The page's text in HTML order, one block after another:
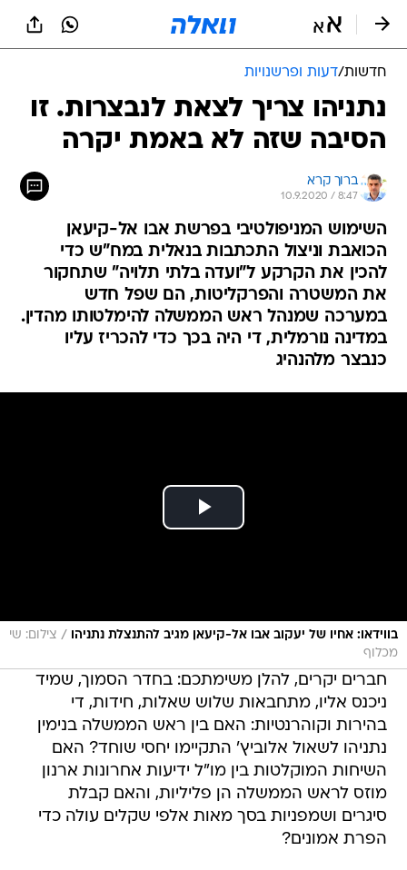
חדשות/דעות ופרשנויות
נתניהו צריך לצאת לנבצרות. זו
הסיבה שזה לא באמת יקרה
ברוך קרא
10.9.2020 / 8:47
השימוש המניפולטיבי בפרשת אבו אל-קיעאן
הכואבת וניצול התכתבות בנאלית במח"ש כדי
להכין את הקרקע ל"ועדה בלתי תלויה" שתחקור
את המשטרה והפרקליטות, הם שפל חדש
במערכה שמנהל ראש הממשלה להימלטותו מהדין.
במדינה נורמלית, די היה בכך כדי להכריז עליו
כנבצר מלהנהיג
בווידאו: אחיו של יעקוב אבו אל-קיעאן מגיב להתנצלת נתניהו / צילום: שי
מכלוף
חברים יקרים, להלן משימתכם: בחדר הסמוך, שמיד
ניכנס אליו, מתחבאות שלוש שאלות, חידות, די
בהירות וקוהרנטיות: האם בין ראש הממשלה בנימין
נתניהו לשאול אלוביץ' התקיימו יחסי שוחד? האם
השיחות המוקלטות בין מו"ל ידיעות אחרונות ארנון
מוזס לראש הממשלה הן פליליות, והאם קבלת
סיגרים ושמפניות בסך מאות אלפי שקלים עולה כדי
הפרת אמונים?